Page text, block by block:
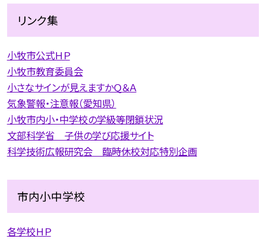
リンク集
小牧市公式ＨＰ
小牧市教育委員会
小さなサインが見えますかＱ＆Ａ
気象警報・注意報（愛知県）
小牧市内小・中学校の学級等閉鎖状況
文部科学省 子供の学び応援サイト
科学技術広報研究会 臨時休校対応特別企画
市内小中学校
各学校ＨＰ